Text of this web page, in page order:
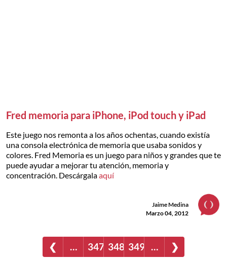
Fred memoria para iPhone, iPod touch y iPad
Este juego nos remonta a los años ochentas, cuando existía
una consola electrónica de memoria que usaba sonidos y
colores. Fred Memoria es un juego para niños y grandes que te
puede ayudar a mejorar tu atención, memoria y
concentración. Descárgalaaquí
Jaime Medina
Marzo 04, 2012
❮ … 347 348 349 … ❯